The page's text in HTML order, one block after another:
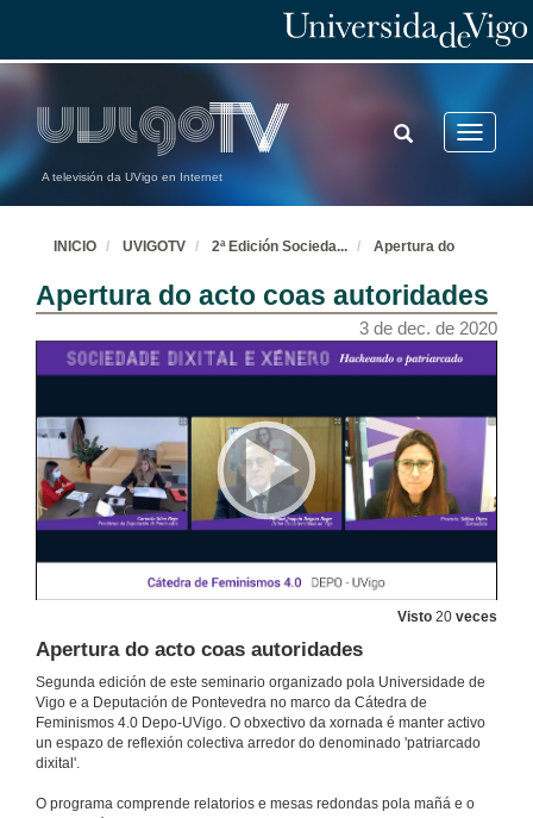
A televisión da UVigo en Internet
Toggle
TOGGLE
SEARCH
INICIO UVIGOTV 2ª Edición Socieda... Apertura do
Apertura do acto coas autoridades
3 de dec. de 2020
Visto 20 veces
Apertura do acto coas autoridades
Segunda edición de este seminario organizado pola Universidade de
Vigo e a Deputación de Pontevedra no marco da Cátedra de
Feminismos 4.0 Depo-UVigo. O obxectivo da xornada é manter activo
un espazo de reflexión colectiva arredor do denominado 'patriarcado
dixital'.
O programa comprende relatorios e mesas redondas pola mañá e o